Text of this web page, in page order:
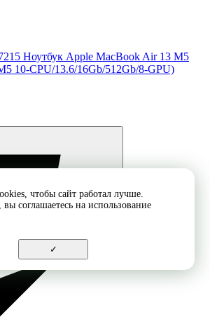
Ноутбук Apple MacBook Air 13 M5
10-CPU/13.6/16Gb/512Gb/8-GPU)
чтобы сайт работал лучше.
вы соглашаетесь на использование
✓